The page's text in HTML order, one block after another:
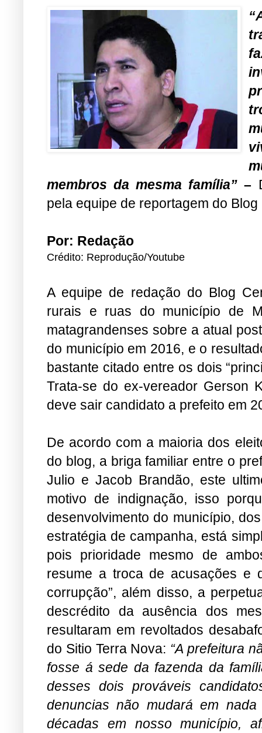
membros da mesma família”–
pela equipe de reportagem do
Por: Redação
Crédito: Reprodução/Youtube
A equipe de redação do Blog
rurais e ruas do município de
matagrandenses sobre a atual
do município em 2016, e o
bastante citado entre os dois
Trata-se do ex-vereador Gerson
deve sair candidato a prefeito em
De acordo com a maioria dos
do blog, a briga familiar entre o
Julio e Jacob Brandão, este
motivo de indignação, isso
desenvolvimento do município,
estratégia de campanha, está
pois prioridade mesmo de
resume a troca de acusações e
corrupção”, além disso, a
descrédito da ausência dos
resultaram em revoltados
do Sitio Terra Nova: “A prefeitura
fosse á sede da fazenda da
desses dois prováveis
denuncias não mudará em
décadas em nosso município,